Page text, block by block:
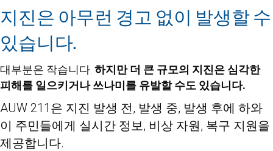
지진은 아무런 경고 없이 발생할 수
있습니다.
대부분은 작습니다. 하지만 더 큰 규모의 지진은 심각한
피해를 일으키거나 쓰나미를 유발할 수도 있습니다.
AUW 211은 지진 발생 전, 발생 중, 발생 후에 하와
이 주민들에게 실시간 정보, 비상 자원, 복구 지원을
제공합니다.